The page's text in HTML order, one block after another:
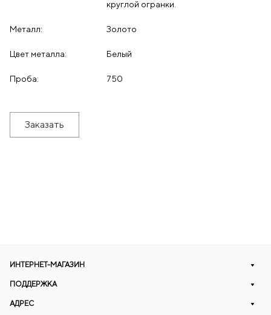
круглой огранки.
Металл: Золото
Цвет металла: Белый
Проба: 750
Заказать
ИНТЕРНЕТ-МАГАЗИН
ПОДДЕРЖКА
АДРЕС